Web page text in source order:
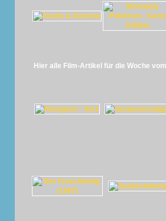
Hier alle Film-Artikel für die Woche